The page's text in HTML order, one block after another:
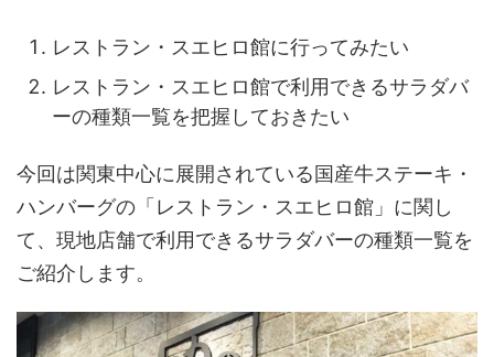
レストラン・スエヒロ館に行ってみたい
レストラン・スエヒロ館で利用できるサラダバ
ーの種類一覧を把握しておきたい
今回は関東中心に展開されている国産牛ステーキ・
ハンバーグの「レストラン・スエヒロ館」に関し
て、現地店舗で利用できるサラダバーの種類一覧を
ご紹介します。